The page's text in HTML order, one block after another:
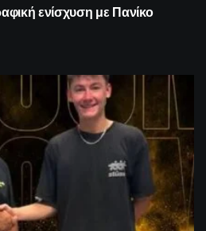
ενίσχυση με Πανίκο